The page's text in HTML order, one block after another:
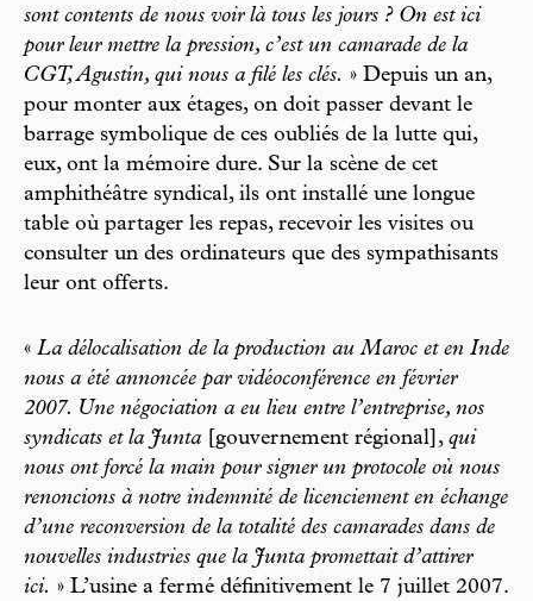
sont contents de nous voir là tous les jours ? On est ici
pour leur mettre la pression, c’est un camarade de la
CGT, Agustín, qui nous a filé les clés. » Depuis un an,
pour monter aux étages, on doit passer devant le
barrage symbolique de ces oubliés de la lutte qui,
eux, ont la mémoire dure. Sur la scène de cet
amphithéâtre syndical, ils ont installé une longue
table où partager les repas, recevoir les visites ou
consulter un des ordinateurs que des sympathisants
leur ont offerts.
« La délocalisation de la production au Maroc et en Inde
nous a été annoncée par vidéoconférence en février
2007. Une négociation a eu lieu entre l’entreprise, nos
syndicats et la Junta [gouvernement régional], qui
nous ont forcé la main pour signer un protocole où nous
renoncions à notre indemnité de licenciement en échange
d’une reconversion de la totalité des camarades dans de
nouvelles industries que la Junta promettait d’attirer
ici. » L’usine a fermé définitivement le 7 juillet 2007.